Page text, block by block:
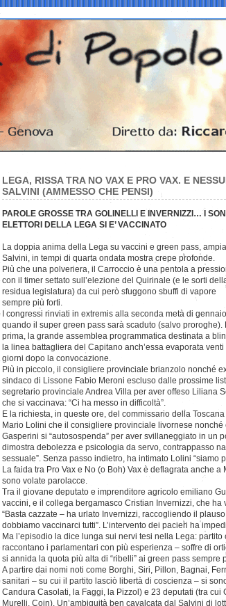
LEGA, RISSA TRA NO VAX E PRO VAX. E
SALVINI (AMMESSO CHE PENSI)
PAROLE GROSSE TRA GOLINELLI E INVERNIZZI… I
ELETTORI DELLA LEGA SI E’ VACCINATO
La doppia anima della Lega su vaccini e green pass,
Salvini, in tempi di quarta ondata mostra crepe profonde.
Più che una polveriera, il Carroccio è una pentola a
con il timer settato sull’elezione del Quirinale (e le sorti
residua legislatura) da cui però sfuggono sbuffi di vapore
sempre più forti.
I congressi rinviati in extremis alla seconda metà di
quando il super green pass sarà scaduto (salvo proroghe).
prima, la grande assemblea programmatica destinata a
la linea battagliera del Capitano anch’essa evaporata venti
giorni dopo la convocazione.
Più in piccolo, il consigliere provinciale brianzolo nonché
sindaco di Lissone Fabio Meroni escluso dalle prossime
segretario provinciale Andrea Villa per aver offeso Liliana
che si vaccinava: “Ci ha messo in difficoltà”.
E la richiesta, in queste ore, del commissario della Toscana
Mario Lolini che il consigliere provinciale livornese
Gasperini si “autosospenda” per aver svillaneggiato in un
dimostra debolezza e psicologia da servo, contrappasso
sessuale”. Senza passo indietro, ha intimato Lolini “siamo
La faida tra Pro Vax e No (o Boh) Vax è deflagrata anche
sono volate parolacce.
Tra il giovane deputato e imprenditore agricolo emiliano
vaccini, e il collega bergamasco Cristian Invernizzi, che ha
“Basta cazzate – ha urlato Invernizzi, raccogliendo il
dobbiamo vaccinarci tutti”. L’intervento dei pacieri ha
Ma l’episodio la dice lunga sui nervi tesi nella Lega:
raccontano i parlamentari con più esperienza – soffre di
si annida la quota più alta di “ribelli” ai green pass sempre
A partire dai nomi noti come Borghi, Siri, Pillon, Bagnai,
sanitari – su cui il partito lasciò libertà di coscienza – si
Candura Casolati, la Faggi, la Pizzol) e 23 deputati (tra cui
Murelli, Coin). Un’ambiguità ben cavalcata dal Salvini di